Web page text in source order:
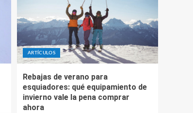
ARTÍCULOS
Rebajas de verano para
esquiadores: qué equipamiento de
invierno vale la pena comprar
ahora